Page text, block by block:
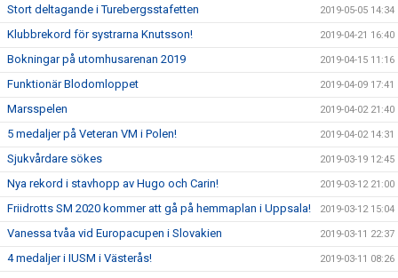
Stort deltagande i Turebergsstafetten 2019-05-05 14:34
Klubbrekord för systrarna Knutsson! 2019-04-21 16:40
Bokningar på utomhusarenan 2019 2019-04-15 11:16
Funktionär Blodomloppet 2019-04-09 17:41
Marsspelen 2019-04-02 21:40
5 medaljer på Veteran VM i Polen! 2019-04-02 14:31
Sjukvårdare sökes 2019-03-19 12:45
Nya rekord i stavhopp av Hugo och Carin! 2019-03-12 21:00
Friidrotts SM 2020 kommer att gå på hemmaplan i Uppsala! 2019-03-12 15:04
Vanessa tvåa vid Europacupen i Slovakien 2019-03-11 22:37
4 medaljer i IUSM i Västerås! 2019-03-11 08:26